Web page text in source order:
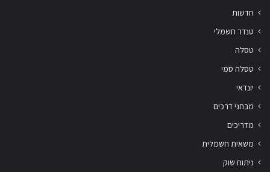
חדשות
טנדר חשמלי
טסלה
טסלה סמי
יונדאי
מבחני דרכים
מדריכים
משאית חשמלית
ניתוח שוק